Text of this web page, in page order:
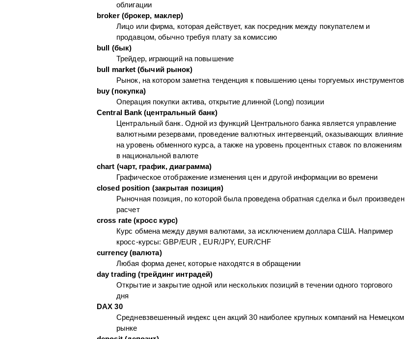
облигации
broker (брокер, маклер)
Лицо или фирма, которая действует, как посредник между покупателем и
продавцом, обычно требуя плату за комиссию
bull (бык)
Трейдер, играющий на повышение
bull market (бычий рынок)
Рынок, на котором заметна тенденция к повышению цены торгуемых инструментов
buy (покупка)
Операция покупки актива, открытие длинной (Long) позиции
Central Bank (центральный банк)
Центральный банк. Одной из функций Центрального банка является управление
валютными резервами, проведение валютных интервенций, оказывающих влияние
на уровень обменного курса, а также на уровень процентных ставок по вложениям
в национальной валюте
chart (чарт, график, диаграмма)
Графическое отображение изменения цен и другой информации во времени
closed position (закрытая позиция)
Рыночная позиция, по которой была проведена обратная сделка и был произведен
расчет
cross rate (кросс курс)
Курс обмена между двумя валютами, за исключением доллара США. Например
кросс-курсы: GBP/EUR , EUR/JPY, EUR/CHF
currency (валюта)
Любая форма денег, которые находятся в обращении
day trading (трейдинг интрадей)
Открытие и закрытие одной или нескольких позиций в течении одного торгового
дня
DAX 30
Средневзвешенный индекс цен акций 30 наиболее крупных компаний на Немецком
рынке